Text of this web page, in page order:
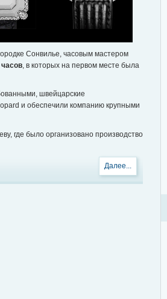
Сонвилье, часовым мастером
, в которых на первом месте была
швейцарские
и обеспечили компанию крупными
где было организовано производство
Далее...